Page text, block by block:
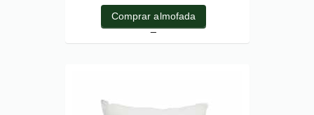
Comprar almofada
_